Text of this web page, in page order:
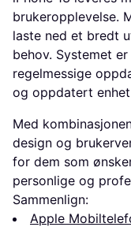
brukeropplevelse.
laste ned et bredt
behov. Systemet
regelmessige
og oppdatert
Med
design og
for dem som
personlige og
Sammenlign:
Apple